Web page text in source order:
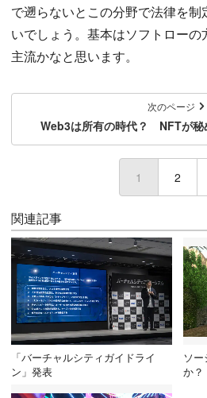
で遡らないとこの分野で法律を
いでしょう。基本はソフトロー
主流かなと思います。
次のページ
Web3は所有の時代？ NFTが秘
1 (current)
2
関連記事
「バーチャルシティガイドライ
ン」発表
ソ
か？